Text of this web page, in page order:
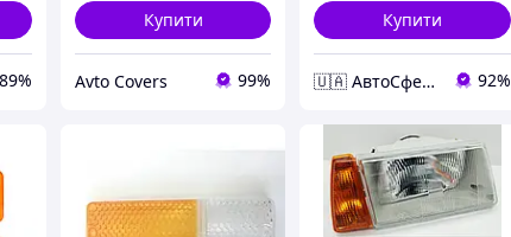
89%
Купити
Avto Covers 99%
Купити
🇺🇦 АвтоСфера 🇺🇦 92%